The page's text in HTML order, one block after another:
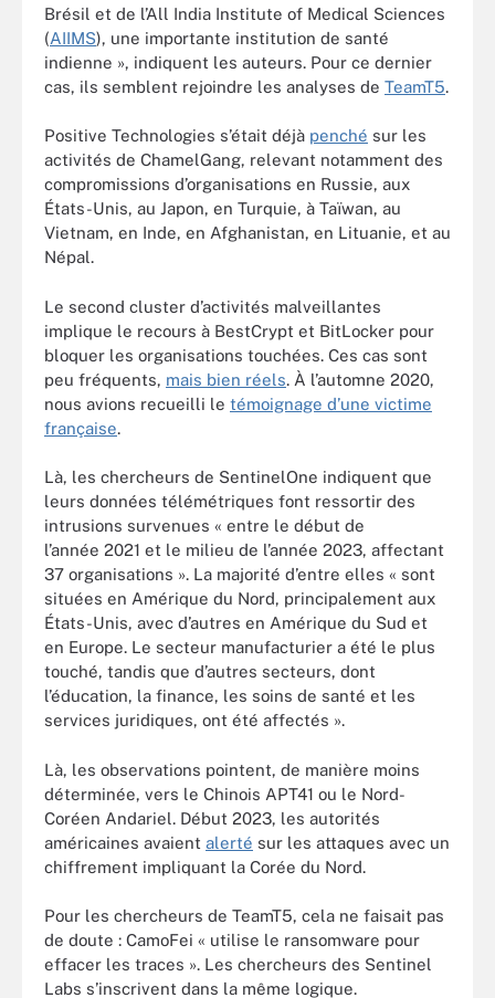
Brésil et de l’All India Institute of Medical Sciences
(AIIMS), une importante institution de santé
indienne », indiquent les auteurs. Pour ce dernier
cas, ils semblent rejoindre les analyses de TeamT5.
Positive Technologies s’était déjà penché sur les
activités de ChamelGang, relevant notamment des
compromissions d’organisations en Russie, aux
États-Unis, au Japon, en Turquie, à Taïwan, au
Vietnam, en Inde, en Afghanistan, en Lituanie, et au
Népal.
Le second cluster d’activités malveillantes
implique le recours à BestCrypt et BitLocker pour
bloquer les organisations touchées. Ces cas sont
peu fréquents, mais bien réels. À l’automne 2020,
nous avions recueilli le témoignage d’une victime
française.
Là, les chercheurs de SentinelOne indiquent que
leurs données télémétriques font ressortir des
intrusions survenues « entre le début de
l’année 2021 et le milieu de l’année 2023, affectant
37 organisations ». La majorité d’entre elles « sont
situées en Amérique du Nord, principalement aux
États-Unis, avec d’autres en Amérique du Sud et
en Europe. Le secteur manufacturier a été le plus
touché, tandis que d’autres secteurs, dont
l’éducation, la finance, les soins de santé et les
services juridiques, ont été affectés ».
Là, les observations pointent, de manière moins
déterminée, vers le Chinois APT41 ou le Nord-
Coréen Andariel. Début 2023, les autorités
américaines avaient alerté sur les attaques avec un
chiffrement impliquant la Corée du Nord.
Pour les chercheurs de TeamT5, cela ne faisait pas
de doute : CamoFei « utilise le ransomware pour
effacer les traces ». Les chercheurs des Sentinel
Labs s’inscrivent dans la même logique.